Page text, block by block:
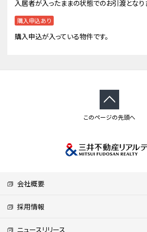
入居者が入ったままの状態でのお引渡となり
購入申込あり
購入申込が入っている物件です。
このページの先頭へ
会社概要
採用情報
ニュースリリース